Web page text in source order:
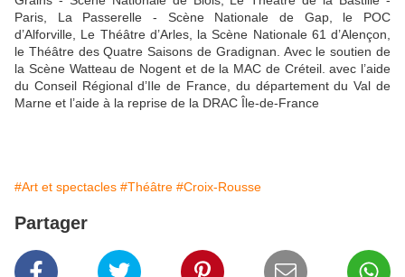
Paris, La Passerelle - Scène Nationale de Gap, le POC
d’Alforville, Le Théâtre d’Arles, la Scène Nationale 61 d’Alençon,
le Théâtre des Quatre Saisons de Gradignan. Avec le soutien de
la Scène Watteau de Nogent et de la MAC de Créteil. avec l’aide
du Conseil Régional d’Ile de France, du département du Val de
Marne et l’aide à la reprise de la DRAC Île-de-France
#Art et spectacles #Théâtre #Croix-Rousse
Partager